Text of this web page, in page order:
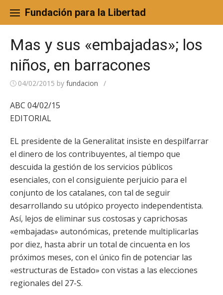
content
Fundación para la Libertad
Mas y sus «embajadas»; los
niños, en barracones
04/02/2015 by fundacion /
ABC 04/02/15
EDITORIAL
EL presidente de la Generalitat insiste en despilfarrar
el dinero de los contribuyentes, al tiempo que
descuida la gestión de los servicios públicos
esenciales, con el consiguiente perjuicio para el
conjunto de los catalanes, con tal de seguir
desarrollando su utópico proyecto independentista.
Así, lejos de eliminar sus costosas y caprichosas
«embajadas» autonómicas, pretende multiplicarlas
por diez, hasta abrir un total de cincuenta en los
próximos meses, con el único fin de potenciar las
«estructuras de Estado» con vistas a las elecciones
regionales del 27-S.